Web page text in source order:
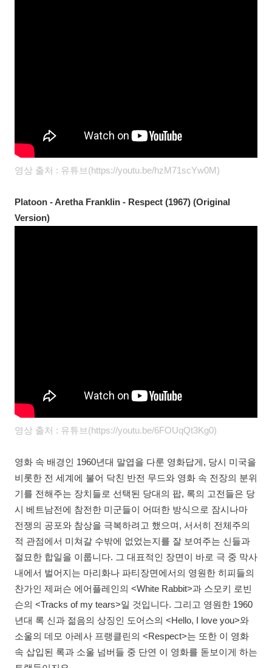
영상 출처 : 유튜브(https://youtu.be/hzM71scYw0M)
Platoon - Aretha Franklin - Respect (1967) (Original
Version)
영상 출처 : 유튜브(https://youtu.be/6FOUqQt3Kg0)
영화 속 배경인 1960년대 말엽을 다룬 영화답게, 당시 미국을
비롯한 전 세계에 불어 닥친 반전 무드와 영화 속 전장의 분위
기를 전해주는 장치들로 선택된 당대의 팝, 록의 고전들은 당
시 베트남전에 참전한 미군들이 어떠한 방식으로 잠시나마
전쟁의 공포와 참상을 극복하려고 했으며, 서서히 전체주의
적 관점에서 미쳐갈 수밖에 없었는지를 잘 보여주는 신들과
절묘한 합일을 이룹니다. 그 대표적인 장면이 바로 극 중 막사
내에서 벌어지는 마리화나 파티장면에서의 영원한 히피들의
찬가인 제퍼슨 에어플레인의 <White Rabbit>과 스모키 로빈
슨의 <Tracks of my tears>일 것입니다. 그리고 영원한 1960
년대 록 신과 젊음의 상징인 도어스의 <Hello, I love you>와
소울의 데모 아레사 프랭클린의 <Respect>는 또한 이 영화
속 삽입된 록과 소울 넘버들 중 단연 이 영화를 돋보이게 하는